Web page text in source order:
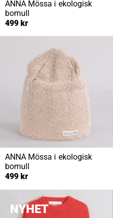
ANNA Mössa i ekologisk
bomull
499 kr
ANNA Mössa i ekologisk
bomull
499 kr
NYHET